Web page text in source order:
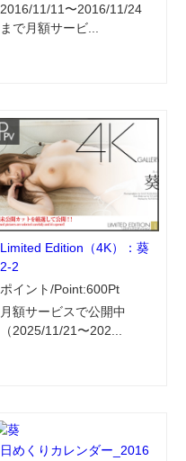
2016/11/11〜2016/11/24
まで月額サービ...
Limited Edition（4K）：葵
2-2
ポイント/Point:600Pt
月額サービスで公開中
（2025/11/21〜202...
日めくりカレンダー_2016